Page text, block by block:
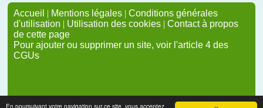
En poursuivant votre navigation sur ce site, vous acceptez
Accueil | Mentions légales | Conditions générales
d'utilisation | Utilisation des cookies | Contact à propos
de cette page
Pour ajouter ou supprimer un site, voir l'article 4 des
CGUs